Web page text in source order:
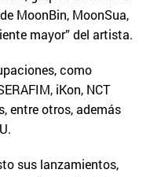
MoonBin, MoonSua,
mayor” del artista.
como
iKon, NCT
entre otros, además
sus lanzamientos,